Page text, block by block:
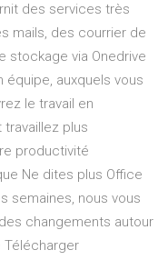
des services très
mails, des courrier de
stockage via Onedrive
auxquels vous
le travail en
plus
productivité
Ne dites plus Office
semaines, nous vous
changements autour
Télécharger